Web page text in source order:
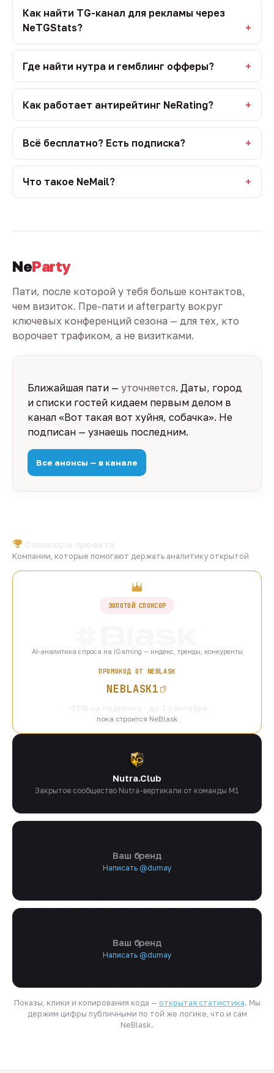
Как найти TG-канал для рекламы через
NeTGStats?
Где найти нутра и гемблинг офферы?
Как работает антирейтинг NeRating?
Всё бесплатно? Есть подписка?
Что такое NeMail?
NeParty
Пати, после которой у тебя больше контактов,
чем визиток. Пре-пати и afterparty вокруг
ключевых конференций сезона — для тех, кто
ворочает трафиком, а не визитками.
Ближайшая пати — уточняется. Даты, город
и списки гостей кидаем первым делом в
канал «Вот такая вот хуйня, собачка». Не
подписан — узнаешь последним.
Все анонсы — в канале
Компании, которые помогают держать аналитику открытой
ЗОЛОТОЙ СПОНСОР
AI-аналитика спроса на iGaming — индекс, тренды, конкуренты
ПРОМОКОД ОТ NEBLASK
NEBLASK1
пока строится NeBlask
Nutra.Club
Закрытое сообщество Nutra-вертикали от команды M1
Ваш бренд
Написать @dumay
Ваш бренд
Написать @dumay
Показы, клики и копирования кода — открытая статистика. Мы
держим цифры публичными по той же логике, что и сам
NeBlask.